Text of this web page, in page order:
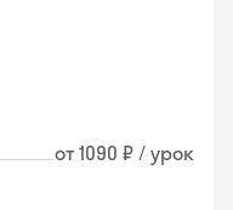
от 1090 ₽ / урок